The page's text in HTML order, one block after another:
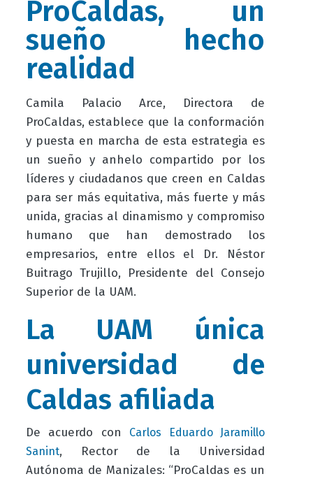
ProCaldas, un
sueño hecho
realidad
Camila Palacio Arce, Directora de
ProCaldas, establece que la conformación
y puesta en marcha de esta estrategia es
un sueño y anhelo compartido por los
líderes y ciudadanos que creen en Caldas
para ser más equitativa, más fuerte y más
unida, gracias al dinamismo y compromiso
humano que han demostrado los
empresarios, entre ellos el Dr. Néstor
Buitrago Trujillo, Presidente del Consejo
Superior de la UAM.
La UAM única
universidad de
Caldas afiliada
De acuerdo con Carlos Eduardo Jaramillo
Sanint, Rector de la Universidad
Autónoma de Manizales: “ProCaldas es un